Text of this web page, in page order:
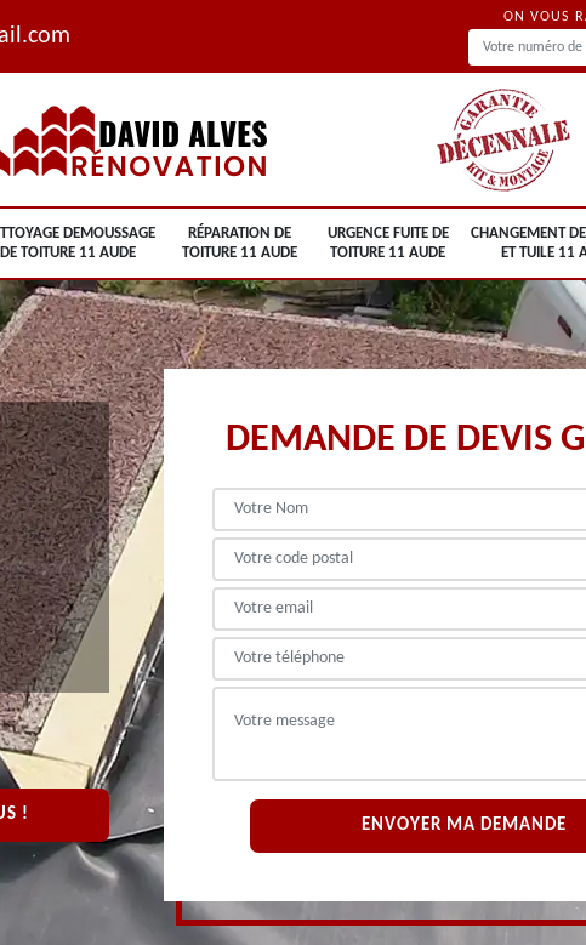
ON VOUS
DEMOUSSAGE
DE TOITURE 11 AUDE
RÉPARATION DE
TOITURE 11 AUDE
URGENCE FUITE DE
TOITURE 11 AUDE
CHANGEMENT
ET TUILE 11
!
DEMANDE DE DEVIS